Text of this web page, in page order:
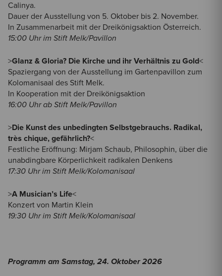
Calinya.
Dauer der Ausstellung von 5. Oktober bis 2. November.
In Zusammenarbeit mit der Dreikönigsaktion Österreich.
15:00 Uhr im Stift Melk/Pavillon
>Glanz & Gloria? Die Kirche und ihr Verhältnis zu Gold<
Spaziergang von der Ausstellung im Gartenpavillon zum
Kolomanisaal des Stift Melk.
In Kooperation mit der Dreikönigsaktion
16:00 Uhr ab Stift Melk/Pavillon
>Die Kunst des unbedingten Selbstgebrauchs. Radikal,
très chique, gefährlich?<
Festliche Eröffnung: Mirjam Schaub, Philosophin, über die
unabdingbare Körperlichkeit radikalen Denkens
17:30 Uhr im Stift Melk/Kolomanisaal
>A Musician’s Life<
Konzert von Martin Klein
19:30 Uhr im Stift Melk/Kolomanisaal
Programm am Samstag, 24. Oktober 2026